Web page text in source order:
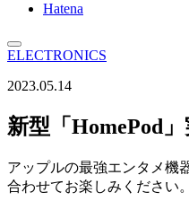
Hatena
ELECTRONICS
2023.05.14
新型「HomePod
アップルの最強エンタメ機
合わせてお楽しみください。